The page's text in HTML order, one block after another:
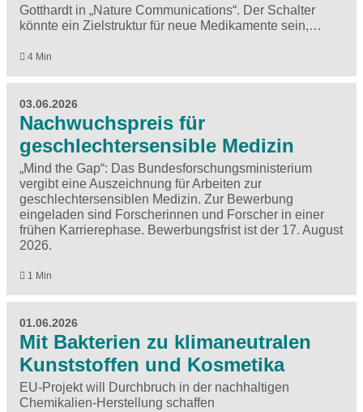
Gotthardt in ​„Nature Communications“. Der Schalter
könnte ein Zielstruktur für neue Medikamente sein,…
4 Min
03.06.2026
Nachwuchspreis für
geschlechtersensible Medizin
„Mind the Gap“: Das Bundesforschungsministerium
vergibt eine Auszeichnung für Arbeiten zur
geschlechtersensiblen Medizin. Zur Bewerbung
eingeladen sind Forscherinnen und Forscher in einer
frühen Karrierephase. Bewerbungsfrist ist der 17. August
2026.
1 Min
01.06.2026
Mit Bakterien zu klimaneutralen
Kunststoffen und Kosmetika
EU-Projekt will Durchbruch in der nachhaltigen
Chemikalien-Herstellung schaffen